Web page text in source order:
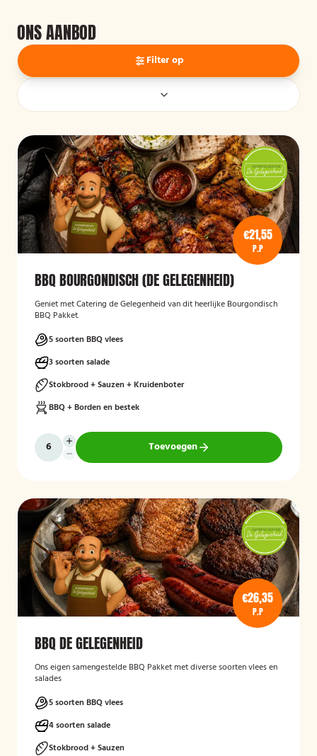
ONS AANBOD
Filter op
€21,55
P.P
BBQ BOURGONDISCH (DE GELEGENHEID)
Geniet met Catering de Gelegenheid van dit heerlijke Bourgondisch
BBQ Pakket.
5 soorten BBQ vlees
3 soorten salade
Stokbrood + Sauzen + Kruidenboter
BBQ + Borden en bestek
Toevoegen
€26,35
P.P
BBQ DE GELEGENHEID
Ons eigen samengestelde BBQ Pakket met diverse soorten vlees en
salades
5 soorten BBQ vlees
4 soorten salade
Stokbrood + Sauzen